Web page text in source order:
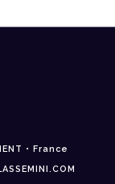
• France